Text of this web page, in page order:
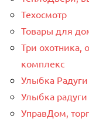
Техосмотр
Товары для
Три охотника,
комплекс
Улыбка Радуги
Улыбка радуги
УправДом,